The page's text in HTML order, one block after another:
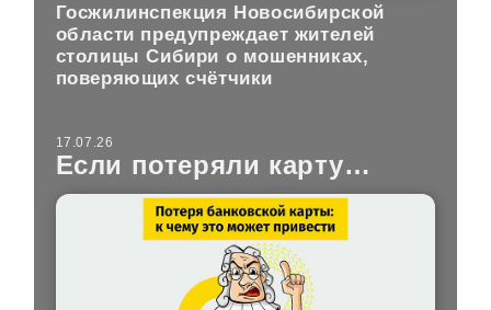
Госжилинспекция Новосибирской
области предупреждает жителей
столицы Сибири о мошенниках,
поверяющих счётчики
17.07.26
Если потеряли карту…